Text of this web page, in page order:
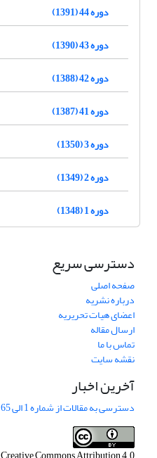
دوره 44 (1391)
دوره 43 (1390)
دوره 42 (1388)
دوره 41 (1387)
دوره 3 (1350)
دوره 2 (1349)
دوره 1 (1348)
دسترسی سریع
صفحه اصلی
درباره نشریه
اعضای هیات تحریریه
ارسال مقاله
تماس با ما
نقشه سایت
آخرین اخبار
دسترسی به مقالات از شماره 1 الی 65 پژوهشهای جغرافیایی